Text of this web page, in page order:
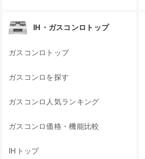
IH・ガスコンロトップ
ガスコンロトップ
ガスコンロを探す
ガスコンロ人気ランキング
ガスコンロ価格・機能比較
IHトップ